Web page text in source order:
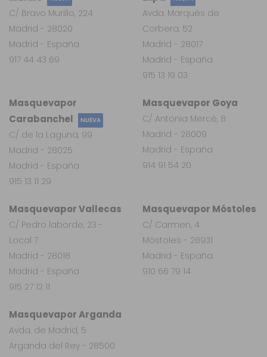
Masquevapor Arganda
Avda. de Madrid, 5
Arganda del Rey - 28500
Masquevapor
Carabanchel
NUEVA
C/ de la Laguna, 99
Madrid - 28025
Madrid - España
915 13 11 29
Masquevapor Vallecas
C/ Pedro laborde, 23 -
Local 7
Madrid - 28018
Madrid - España
915 27 12 11
Masquevapor Móstoles
C/ Carmen, 4
Móstoles - 28931
Madrid - España
910 66 79 14
Masquevapor Goya
C/ Antonia Mercé, 8
Madrid - 28009
Madrid - España
914 91 54 20
Avda. Marqués de
Corbera, 52
Madrid - 28017
Madrid - España
915 13 19 03
C/ Bravo Murillo, 224
Madrid - 28020
Madrid - España
917 44 43 69